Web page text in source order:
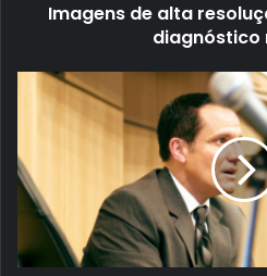
Imagens de alta
diagnóstico